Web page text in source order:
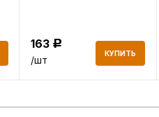
163 Р
/шт
КУПИТЬ